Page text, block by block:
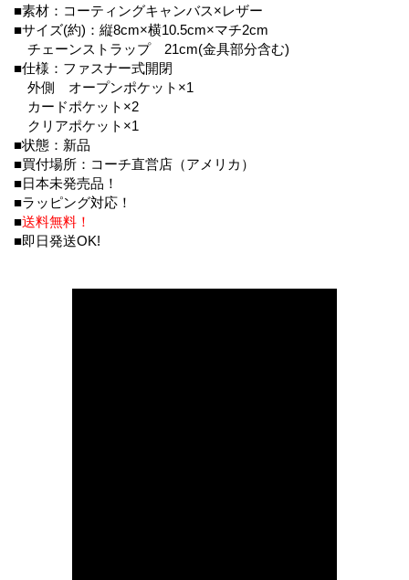
■素材：コーティングキャンバス×レザー
■サイズ(約)：縦8cm×横10.5cm×マチ2cm
チェーンストラップ 21cm(金具部分含む)
■仕様：ファスナー式開閉
外側 オープンポケット×1
カードポケット×2
クリアポケット×1
■状態：新品
■買付場所：コーチ直営店（アメリカ）
■日本未発売品！
■ラッピング対応！
■送料無料！
■即日発送OK!